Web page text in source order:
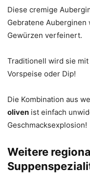
Diese cremige
Gebratene Auberginen
Gewürzen verfeinert.
Traditionell wird sie
Vorspeise oder Dip!
Die Kombination aus
oliven ist einfach
Geschmacksexplosion!
Weitere